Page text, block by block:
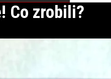
Co zrobili?